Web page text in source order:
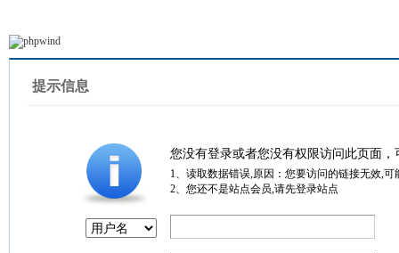
提示信息
您没有登录或者您没有权限访问此页面
1、读取数据错误,原因：您要访问的链接无效,
2、您还不是站点会员,请先登录站点